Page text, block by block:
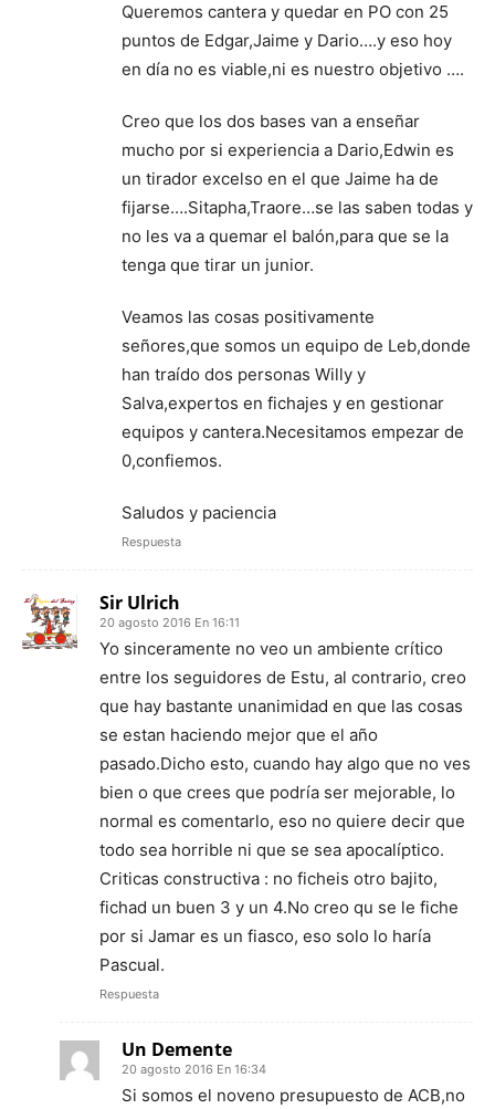
Queremos cantera y quedar en PO con 25
puntos de Edgar,Jaime y Dario….y eso hoy
en día no es viable,ni es nuestro objetivo ….
Creo que los dos bases van a enseñar
mucho por si experiencia a Dario,Edwin es
un tirador excelso en el que Jaime ha de
fijarse….Sitapha,Traore…se las saben todas y
no les va a quemar el balón,para que se la
tenga que tirar un junior.
Veamos las cosas positivamente
señores,que somos un equipo de Leb,donde
han traído dos personas Willy y
Salva,expertos en fichajes y en gestionar
equipos y cantera.Necesitamos empezar de
0,confiemos.
Saludos y paciencia
Respuesta
Sir Ulrich
20 agosto 2016 En 16:11
Yo sinceramente no veo un ambiente crítico
entre los seguidores de Estu, al contrario, creo
que hay bastante unanimidad en que las cosas
se estan haciendo mejor que el año
pasado.Dicho esto, cuando hay algo que no ves
bien o que crees que podría ser mejorable, lo
normal es comentarlo, eso no quiere decir que
todo sea horrible ni que se sea apocalíptico.
Criticas constructiva : no ficheis otro bajito,
fichad un buen 3 y un 4.No creo qu se le fiche
por si Jamar es un fiasco, eso solo lo haría
Pascual.
Respuesta
Un Demente
20 agosto 2016 En 16:34
Si somos el noveno presupuesto de ACB,no